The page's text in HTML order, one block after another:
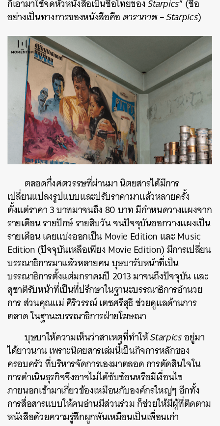
ก็เอามาใช้จดหัวหนังสือเป็นชื่อไทยของStarpics” (ชื่อ
อย่างเป็นทางการของหนังสือคือดาราภาพ – Starpics)
ตลอดกึ่งศตวรรษที่ผ่านมา นิตยสารได้มีการ
เปลี่ยนแปลงรูปแบบและปรับราคามาแล้วหลายครั้ง
ตั้งแต่ราคา 3 บาทมาจนถึง 80 บาท มีกำหนดวางแผงจาก
รายเดือน รายปักษ์ รายสิบวัน จนปัจจุบันออกวางแผงเป็น
รายเดือน เคยแบ่งออกเป็น Movie Edition และ Music
Edition (ปัจจุบันเหลือเพียง Movie Edition) มีการเปลี่ยน
บรรณาธิการมาแล้วหลายคน บุษบารับหน้าที่เป็น
บรรณาธิการตั้งแต่มกราคมปี 2013 มาจนถึงปัจจุบัน และ
สุชาติรับหน้าที่เป็นที่ปรึกษาในฐานะบรรณาธิการอำนวย
การ ส่วนคุณแม่ ศิริวรรณ์ เตชศรีสุธี ช่วยดูแลด้านการ
ตลาด ในฐานะบรรณาธิการฝ่ายโฆษณา
บุษบาให้ความเห็นว่าสาเหตุที่ทำให้Starpicsอยู่มา
ได้ยาวนาน เพราะนิตยสารเล่มนี้เป็นกิจการหลักของ
ครอบครัว ที่บริหารจัดการเองมาตลอด การตัดสินใจใน
การดำเนินธุรกิจจึงอาจไม่ได้ซับซ้อนหรือมีเงื่อนไข
ภายนอกเข้ามาเกี่ยวข้องเหมือนกับองค์กรใหญ่ๆ อีกทั้ง
การสื่อสารแบบให้คนอ่านมีส่วนร่วม ก็ช่วยให้มีผู้ที่ติดตาม
หนังสือด้วยความรู้สึกผูกพันเหมือนเป็นเพื่อนเก่า